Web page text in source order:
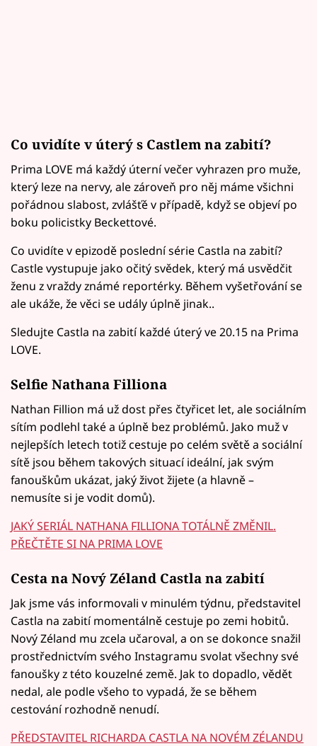
Co uvidíte v úterý s Castlem na zabití?
Prima LOVE má každý úterní večer vyhrazen pro muže,
který leze na nervy, ale zároveň pro něj máme všichni
pořádnou slabost, zvlášťě v případě, když se objeví po
boku policistky Beckettové.
Co uvidíte v epizodě poslední série Castla na zabití?
Castle vystupuje jako očitý svědek, který má usvědčit
ženu z vraždy známé reportérky. Během vyšetřování se
ale ukáže, že věci se udály úplně jinak..
Sledujte Castla na zabití každé úterý ve 20.15 na Prima
LOVE.
Selfie Nathana Filliona
Nathan Fillion má už dost přes čtyřicet let, ale sociálním
sítím podlehl také a úplně bez problémů. Jako muž v
nejlepších letech totiž cestuje po celém světě a sociální
sítě jsou během takových situací ideální, jak svým
fanouškům ukázat, jaký život žijete (a hlavně –
nemusíte si je vodit domů).
JAKÝ SERIÁL NATHANA FILLIONA TOTÁLNĚ ZMĚNIL.
PŘEČTĚTE SI NA PRIMA LOVE
Cesta na Nový Zéland Castla na zabití
Jak jsme vás informovali v minulém týdnu, představitel
Castla na zabití momentálně cestuje po zemi hobitů.
Nový Zéland mu zcela učaroval, a on se dokonce snažil
prostřednictvím svého Instagramu svolat všechny své
fanoušky z této kouzelné země. Jak to dopadlo, vědět
nedal, ale podle všeho to vypadá, že se během
cestování rozhodně nenudí.
PŘEDSTAVITEL RICHARDA CASTLA NA NOVÉM ZÉLANDU